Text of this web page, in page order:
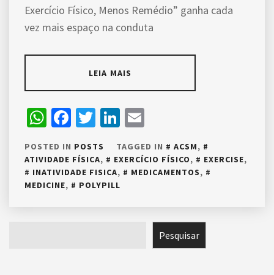
Exercício Físico, Menos Remédio” ganha cada
vez mais espaço na conduta
LEIA MAIS
WhatsApp
Facebook
TwitterLinkedIn
POSTED IN POSTS TAGGED IN ACSM,
ATIVIDADE FÍSICA, EXERCÍCIO FÍSICO, EXERCISE,
INATIVIDADE FISICA, MEDICAMENTOS,
MEDICINE, POLYPILL
Pesquisar